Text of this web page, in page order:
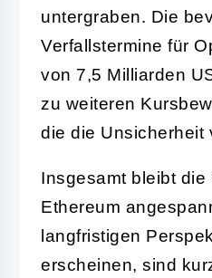
untergraben. Die
Verfallstermine für
von 7,5 Milliarden
zu weiteren
die die Unsicherheit
Insgesamt bleibt die
Ethereum
langfristigen
erscheinen, sind